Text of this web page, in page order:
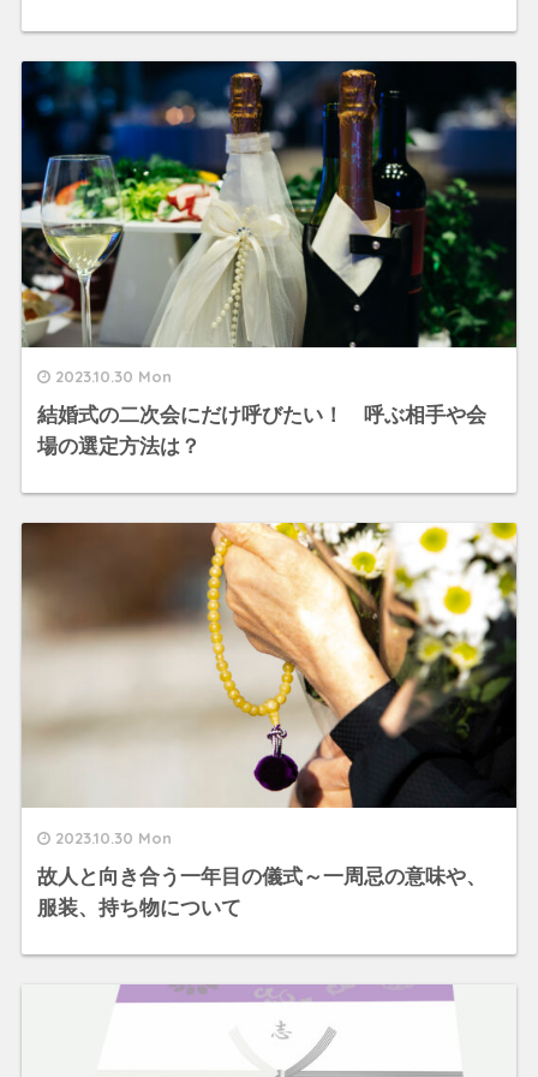
2023.10.30 Mon
結婚式の二次会にだけ呼びたい！ 呼ぶ相手や会
場の選定方法は？
2023.10.30 Mon
故人と向き合う一年目の儀式～一周忌の意味や、
服装、持ち物について